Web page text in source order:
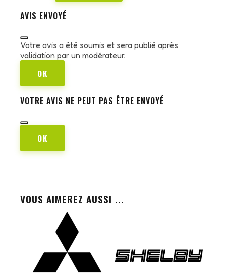
AVIS ENVOYÉ
Votre avis a été soumis et sera publié après
validation par un modérateur.
OK
VOTRE AVIS NE PEUT PAS ÊTRE ENVOYÉ
OK
VOUS AIMEREZ AUSSI ...